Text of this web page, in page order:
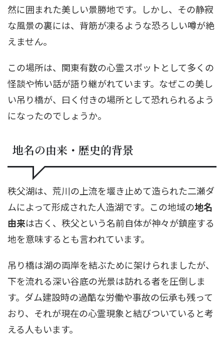
然に囲まれた美しい景勝地です。しかし、その静寂
な風景の裏には、背筋が凍るような恐ろしい噂が絶
えません。
この場所は、関東有数の心霊スポットとして多くの
怪談や怖い話が語り継がれています。なぜこの美し
い吊り橋が、曰く付きの場所として恐れられるよう
になったのでしょうか。
地名の由来・歴史的背景
秩父湖は、荒川の上流を堰き止めて造られた二瀬ダ
ムによって形成された人造湖です。この地域の地名
由来は古く、秩父という名前自体が神々が鎮座する
地を意味するとも言われています。
吊り橋は湖の両岸を結ぶために架けられましたが、
下を流れる深い谷底の光景は訪れる者を圧倒しま
す。ダム建設時の過酷な労働や事故の伝承も残って
おり、それが現在の心霊現象と結びついていると考
える人もいます。